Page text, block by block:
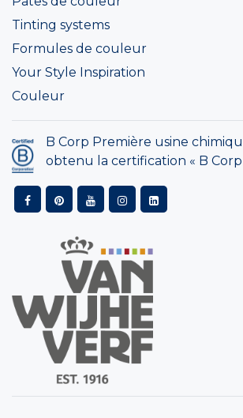
Tinting systems
Formules de couleur
Your Style Inspiration
Couleur
B Corp Première usine
obtenu la certification « B Corp